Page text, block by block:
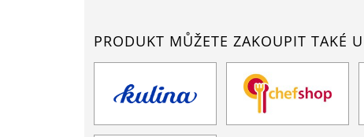
PRODUKT MŮŽETE ZAKOUPIT TAKÉ